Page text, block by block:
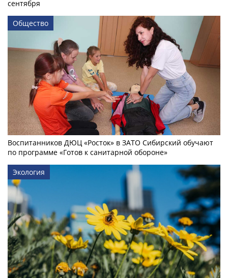
сентября
Общество
Воспитанников ДЮЦ «Росток» в ЗАТО Сибирский обучают
по программе «Готов к санитарной обороне»
Экология